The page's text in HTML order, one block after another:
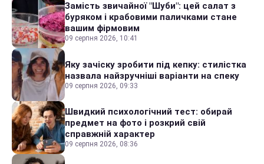
Замість звичайної "Шуби": цей салат з
буряком і крабовими паличками стане
вашим фірмовим
09 серпня 2026, 10:41
Яку зачіску зробити під кепку: стилістка
назвала найзручніші варіанти на спеку
09 серпня 2026, 09:33
Швидкий психологічний тест: обирай
предмет на фото і розкрий свій
справжній характер
09 серпня 2026, 08:36